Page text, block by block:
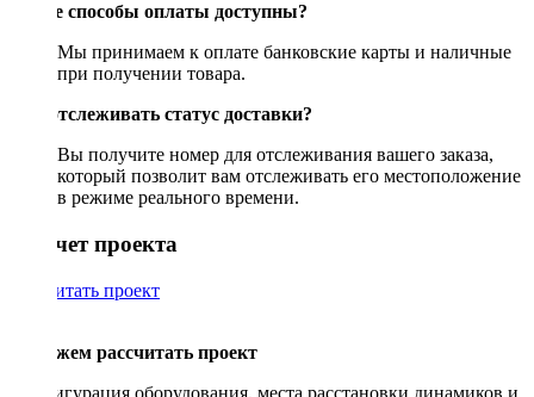
Какие способы оплаты доступны?
Мы принимаем к оплате банковские карты и наличные
при получении товара.
Как отслеживать статус доставки?
Вы получите номер для отслеживания вашего заказа,
который позволит вам отслеживать его местоположение
в режиме реального времени.
Рассчет проекта
Рассчитать проект
Поможем рассчитать проект
Конфигурация оборудования, места расстановки динамиков и